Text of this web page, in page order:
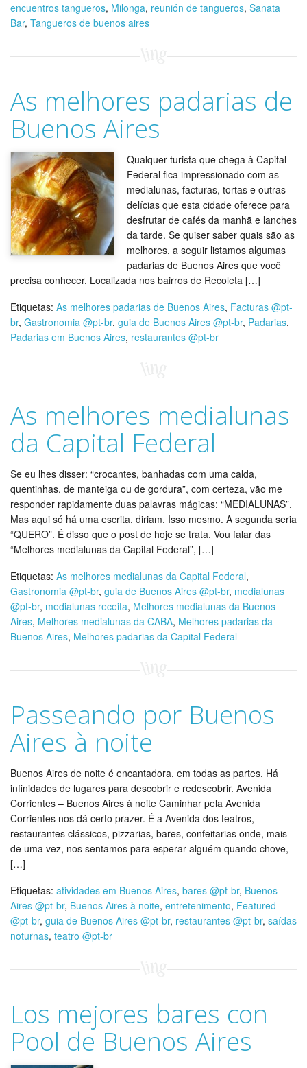
encuentros tangueros, Milonga, reunión de tangueros, Sanata
Bar, Tangueros de buenos aires
As melhores padarias de
Buenos Aires
Qualquer turista que chega à Capital
Federal fica impressionado com as
medialunas, facturas, tortas e outras
delícias que esta cidade oferece para
desfrutar de cafés da manhã e lanches
da tarde. Se quiser saber quais são as
melhores, a seguir listamos algumas
padarias de Buenos Aires que você
precisa conhecer. Localizada nos bairros de Recoleta […]
Etiquetas: As melhores padarias de Buenos Aires, Facturas @pt-
br, Gastronomia @pt-br, guia de Buenos Aires @pt-br, Padarias,
Padarias em Buenos Aires, restaurantes @pt-br
As melhores medialunas
da Capital Federal
Se eu lhes disser: “crocantes, banhadas com uma calda,
quentinhas, de manteiga ou de gordura”, com certeza, vão me
responder rapidamente duas palavras mágicas: “MEDIALUNAS”.
Mas aqui só há uma escrita, diriam. Isso mesmo. A segunda seria
“QUERO”. É disso que o post de hoje se trata. Vou falar das
“Melhores medialunas da Capital Federal”, […]
Etiquetas: As melhores medialunas da Capital Federal,
Gastronomia @pt-br, guia de Buenos Aires @pt-br, medialunas
@pt-br, medialunas receita, Melhores medialunas da Buenos
Aires, Melhores medialunas da CABA, Melhores padarias da
Buenos Aires, Melhores padarias da Capital Federal
Passeando por Buenos
Aires à noite
Buenos Aires de noite é encantadora, em todas as partes. Há
infinidades de lugares para descobrir e redescobrir. Avenida
Corrientes – Buenos Aires à noite Caminhar pela Avenida
Corrientes nos dá certo prazer. É a Avenida dos teatros,
restaurantes clássicos, pizzarias, bares, confeitarias onde, mais
de uma vez, nos sentamos para esperar alguém quando chove,
[…]
Etiquetas: atividades em Buenos Aires, bares @pt-br, Buenos
Aires @pt-br, Buenos Aires à noite, entretenimento, Featured
@pt-br, guia de Buenos Aires @pt-br, restaurantes @pt-br, saídas
noturnas, teatro @pt-br
Los mejores bares con
Pool de Buenos Aires